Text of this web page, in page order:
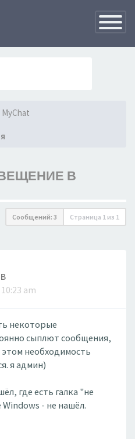
MyChat
В
Сообщений: 3 Страница 1 из 1
am
некоторые
сыплют сообщения,
необходимость
я админ)
где есть галка "не
- не нашёл.